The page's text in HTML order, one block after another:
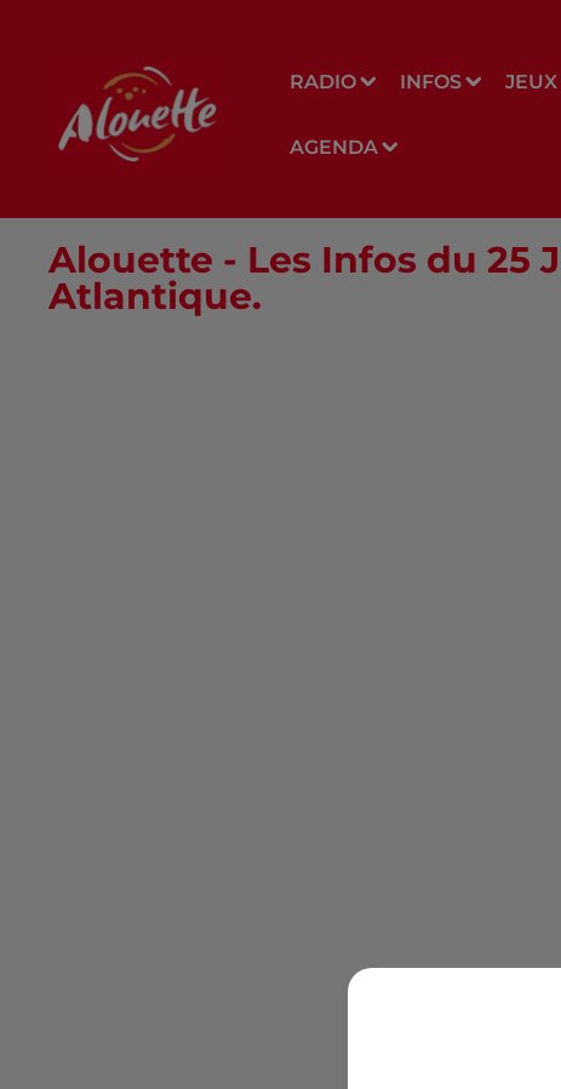
RADIO INFOS JEUX
AGENDA
Alouette - Les Infos du 25
Atlantique.